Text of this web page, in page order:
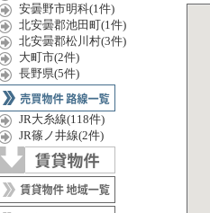
安曇野市明科(1件)
北安曇郡池田町(1件)
北安曇郡松川村(3件)
大町市(2件)
長野県(5件)
JR大糸線(118件)
JR篠ノ井線(2件)